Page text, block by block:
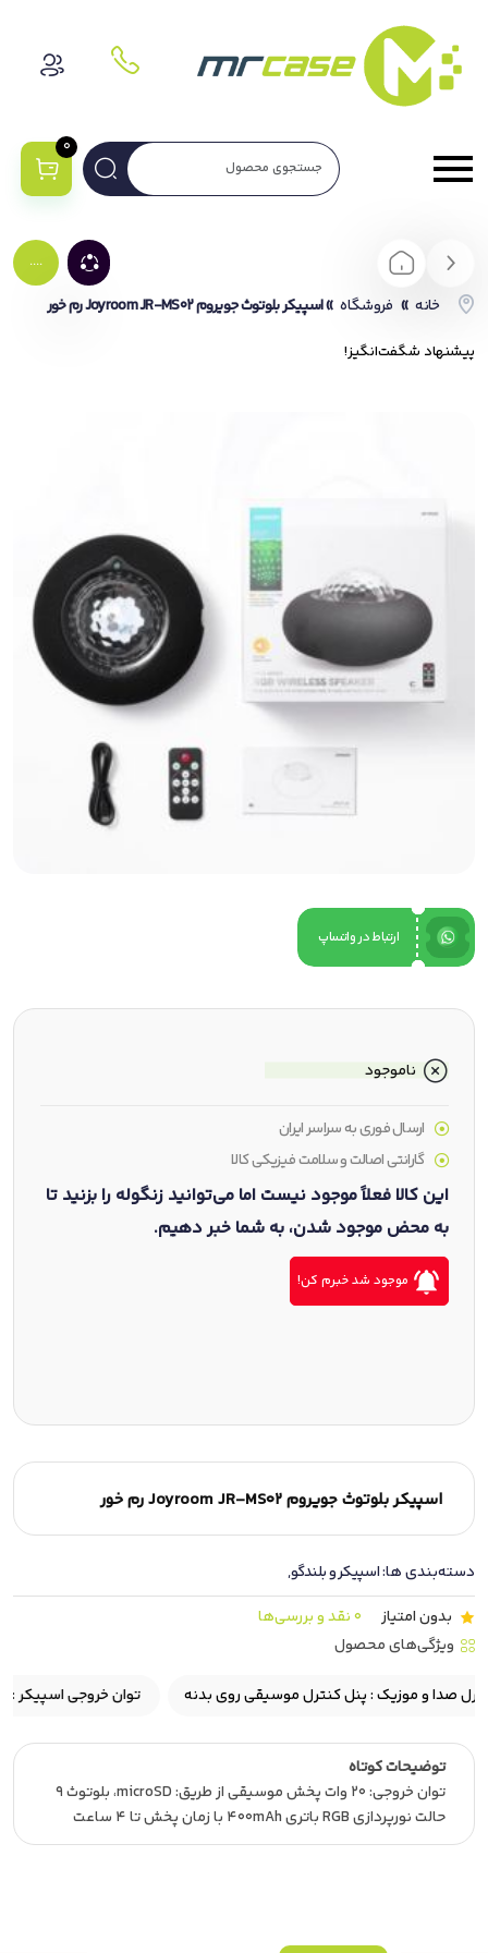
0
....
خانه » فروشگاه »اسپیکر بلوتوث جویروم Joyroom JR-MS02 رم خور
پیشنهاد شگفت‌انگیز!
ارتباط در واتساپ
اسپیکر بلوتوث جویروم Joyroom JR-MS02 رم خور
دسته‌بندی ها:اسپیکر و بلندگو,
بدون امتیاز
0 نقد و بررسی‌ها
ویژگی‌های محصول
توان خروجی اسپیکر :20 وات مدت زمان شارژ باتری برای پخش
توضیحات کوتاه
توان خروجی: 20 وات پخش موسیقی از طریق: microSD، بلوتوث 9
حالت نورپردازی RGB باتری 400mAh با زمان پخش تا 4 ساعت
ناموجود
ارسال فوری به سراسر ایران
گارانتی اصالت و سلامت فیزیکی کالا
این کالا فعلاً موجود نیست اما می‌توانید زنگوله را بزنید تا
به محض موجود شدن، به شما خبر دهیم.
موجود شد خبرم کن!